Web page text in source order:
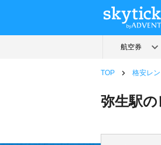
TOP 格安レ
弥生駅